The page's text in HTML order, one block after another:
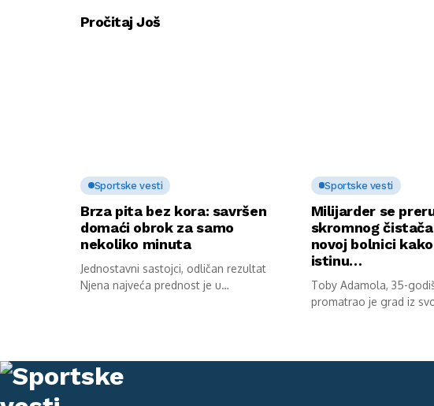
Pročitaj Još
Sportske vesti
Brza pita bez kora: savršen
domaći obrok za samo
nekoliko minuta
Jednostavni sastojci, odličan rezultat
Njena najveća prednost je u
Sportske vesti
Milijarder se
skromnog
novoj bolnici
istinu…
Toby Adamola, 35-
promatrao je grad iz